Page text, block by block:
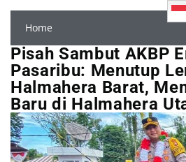
Home
Pisah Sambut AKBP
Pasaribu: Menutup
Halmahera Barat,
Baru di Halmahera